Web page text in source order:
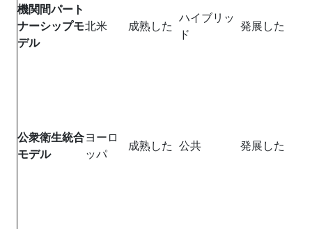
機関間パート
ナーシップモ
デル
北米 成熟した
ハイブリッ
ド
発展した
公衆衛生統合
モデル
ヨーロ
ッパ
成熟した 公共 発展した